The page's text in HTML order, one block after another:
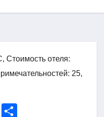
Стоимость отеля:
25,
T